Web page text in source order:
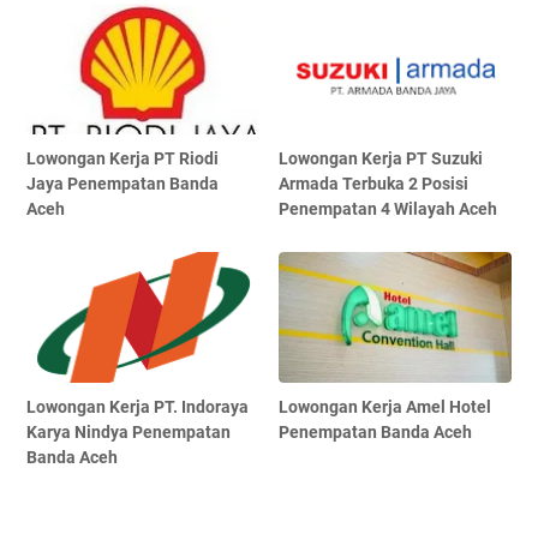
Lowongan Kerja PT Riodi
Jaya Penempatan Banda
Aceh
Lowongan Kerja PT Suzuki
Armada Terbuka 2 Posisi
Penempatan 4 Wilayah Aceh
Lowongan Kerja PT. Indoraya
Karya Nindya Penempatan
Banda Aceh
Lowongan Kerja Amel Hotel
Penempatan Banda Aceh